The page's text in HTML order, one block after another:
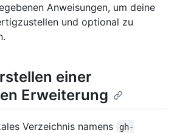
Anweisungen, um deine
und optional zu
einer
Erweiterung
Verzeichnis namens
gh-